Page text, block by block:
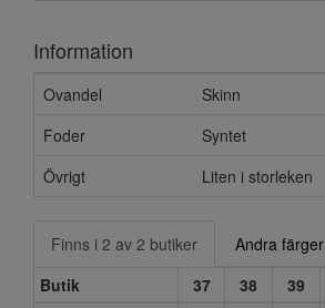
Information
Ovandel
Skinn
Foder
Syntet
Övrigt
Liten i storleken
Finns i 2 av 2 butiker
Andra färger
Butik
37 38 39